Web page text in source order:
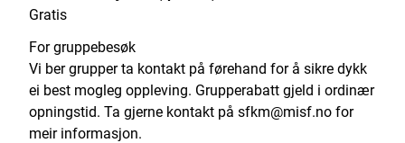
Gratis
For gruppebesøk
Vi ber grupper ta kontakt på førehand for å sikre dykk
ei best mogleg oppleving. Grupperabatt gjeld i ordinær
opningstid. Ta gjerne kontakt på sfkm@misf.no for
meir informasjon.